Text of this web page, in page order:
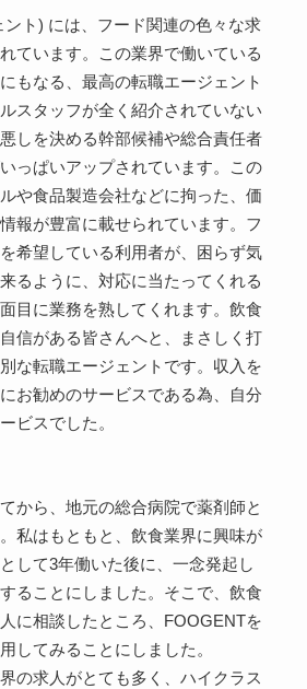
ト) には、フード関連の色々な求
ています。この業界で働いている
もなる、最高の転職エージェント
スタッフが全く紹介されていない
しを決める幹部候補や総合責任者
っぱいアップされています。この
や食品製造会社などに拘った、価
報が豊富に載せられています。フ
希望している利用者が、困らず気
るように、対応に当たってくれる
目に業務を熟してくれます。飲食
信がある皆さんへと、まさしく打
な転職エージェントです。収入を
お勧めのサービスである為、自分
ビスでした。
から、地元の総合病院で薬剤師と
私はもともと、飲食業界に興味が
して3年働いた後に、一念発起し
ることにしました。そこで、飲食
に相談したところ、FOOGENTを
してみることにしました。
の求人がとても多く、ハイクラス